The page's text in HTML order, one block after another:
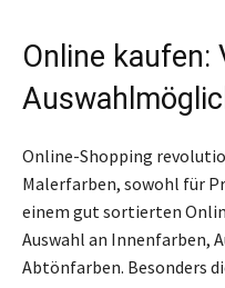
Online kaufen:
Online-Shopping
Malerfarben, sowohl für
einem gut sortierten
Auswahl an Innenfarben,
Abtönfarben. Besonders